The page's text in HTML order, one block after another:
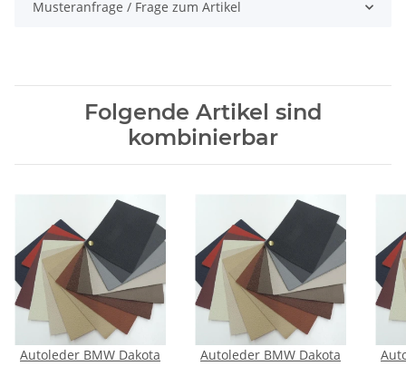
Musteranfrage / Frage zum Artikel
Folgende Artikel sind
kombinierbar
Autoleder BMW Dakota
Autoleder BMW Dakota